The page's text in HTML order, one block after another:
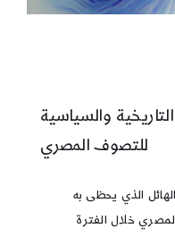
والسياسية
للتصوف المصري
الذي يحظى به
خلال الفترة